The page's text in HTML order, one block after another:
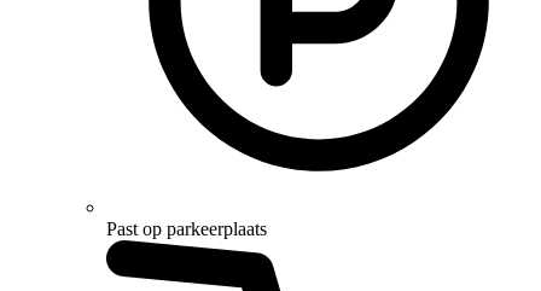
Past op parkeerplaats